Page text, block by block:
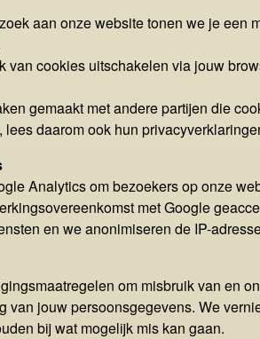
aan onze website tonen we je
van cookies uitschakelen via jouw
gemaakt met andere partijen die
lees daarom ook hun
Analytics om bezoekers op onze
met Google
en we anonimiseren de IP-
om misbruik van en
van jouw persoonsgegevens. We
bij wat mogelijk mis kan gaan.